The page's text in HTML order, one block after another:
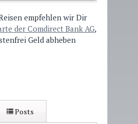
empfehlen wir Dir
der Comdirect Bank AG,
Geld abheben
Posts